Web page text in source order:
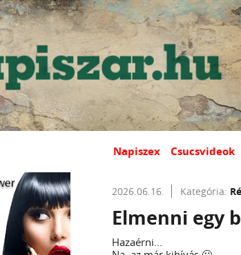
Napiszex Csucsvideok
2026.06.16. Kategória:
Elmenni egy
Hazaérni...